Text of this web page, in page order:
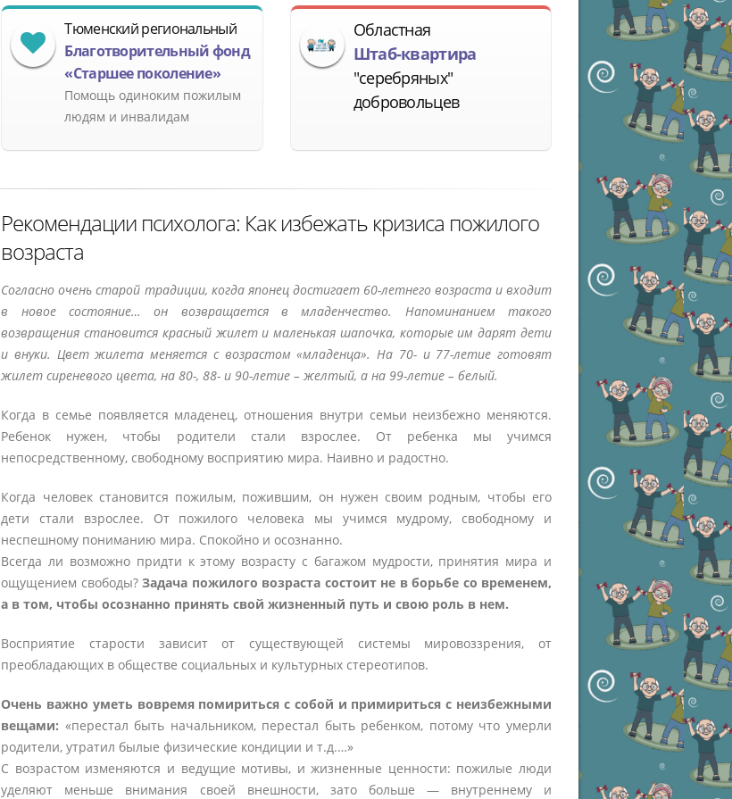
Тюменский региональный
Благотворительный фонд
«Старшее поколение»
Помощь одиноким пожилым
людям и инвалидам
Областная
Штаб-квартира
"серебряных"
добровольцев
Рекомендации психолога: Как избежать кризиса пожилого
возраста
Согласно очень старой традиции, когда японец достигает 60-летнего возраста и входит
в новое состояние… он возвращается в младенчество. Напоминанием такого
возвращения становится красный жилет и маленькая шапочка, которые им дарят дети
и внуки. Цвет жилета меняется с возрастом «младенца». На 70- и 77-летие готовят
жилет сиреневого цвета, на 80-, 88- и 90-летие – желтый, а на 99-летие – белый.
Когда в семье появляется младенец, отношения внутри семьи неизбежно меняются.
Ребенок нужен, чтобы родители стали взрослее. От ребенка мы учимся
непосредственному, свободному восприятию мира. Наивно и радостно.
Когда человек становится пожилым, пожившим, он нужен своим родным, чтобы его
дети стали взрослее. От пожилого человека мы учимся мудрому, свободному и
неспешному пониманию мира. Спокойно и осознанно.
Всегда ли возможно придти к этому возрасту с багажом мудрости, принятия мира и
ощущением свободы?Задача пожилого возраста состоит не в борьбе со временем,
а в том, чтобы осознанно принять свой жизненный путь и свою роль в нем.
Восприятие старости зависит от существующей системы мировоззрения, от
преобладающих в обществе социальных и культурных стереотипов.
Очень важно уметь вовремя помириться с собой и примириться с неизбежными
вещами: «перестал быть начальником, перестал быть ребенком, потому что умерли
родители, утратил былые физические кондиции и т.д.…»
С возрастом изменяются и ведущие мотивы, и жизненные ценности: пожилые люди
уделяют меньше внимания своей внешности, зато больше — внутреннему и